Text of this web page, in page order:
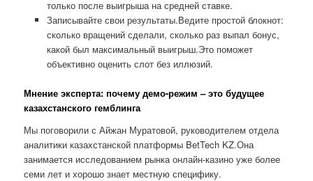
только после выигрыша на средней ставке.
Записывайте свои результаты.Ведите простой блокнот:
сколько вращений сделали, сколько раз выпал бонус,
какой был максимальный выигрыш.Это поможет
объективно оценить слот без иллюзий.
Мнение эксперта: почему демо-режим – это будущее
казахстанского гемблинга
Мы поговорили с Айжан Муратовой, руководителем отдела
аналитики казахстанской платформы BetTech KZ.Она
занимается исследованием рынка онлайн-казино уже более
семи лет и хорошо знает местную специфику.